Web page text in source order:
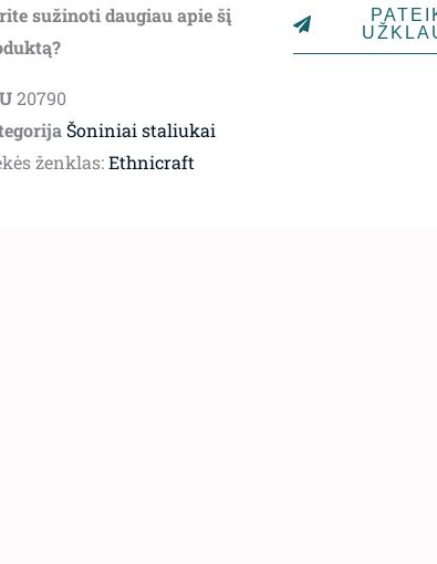
sužinoti daugiau apie šį
20790
Šoniniai staliukai
ženklas:Ethnicraft